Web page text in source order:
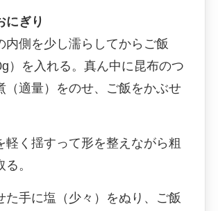
にぎり
内側を少し濡らしてからご飯
）を入れる。真ん中に昆布のつ
（適量）をのせ、ご飯をかぶせ
軽く揺すって形を整えながら粗
。
た手に塩（少々）をぬり、ご飯